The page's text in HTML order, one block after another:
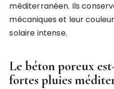
méditerranéen. Ils
mécaniques et leur
solaire intense.
Le béton poreux
fortes pluies